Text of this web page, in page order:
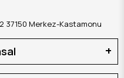
37150 Merkez-Kastamonu